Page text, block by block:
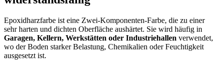
Epoxidharzfarbe ist eine Zwei-Komponenten-Farbe, die zu einer
sehr harten und dichten Oberfläche aushärtet. Sie wird häufig in
Garagen, Kellern, Werkstätten oder Industriehallen verwendet,
wo der Boden starker Belastung, Chemikalien oder Feuchtigkeit
ausgesetzt ist.